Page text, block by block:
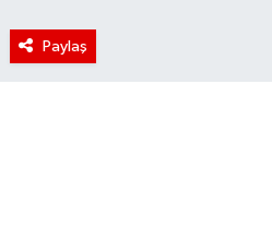
Paylaş